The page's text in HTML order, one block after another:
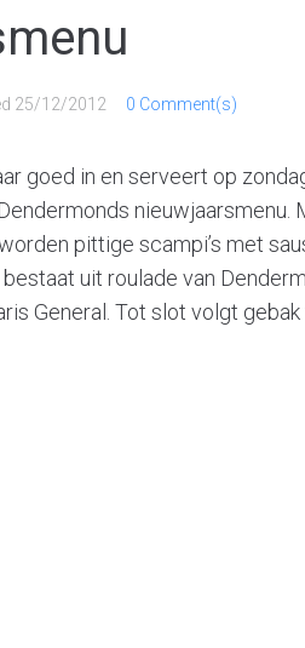
25/12/2012 0 Comment(s)
goed in en serveert op
pittige scampi’s met
uit roulade van
General. Tot slot volgt gebak